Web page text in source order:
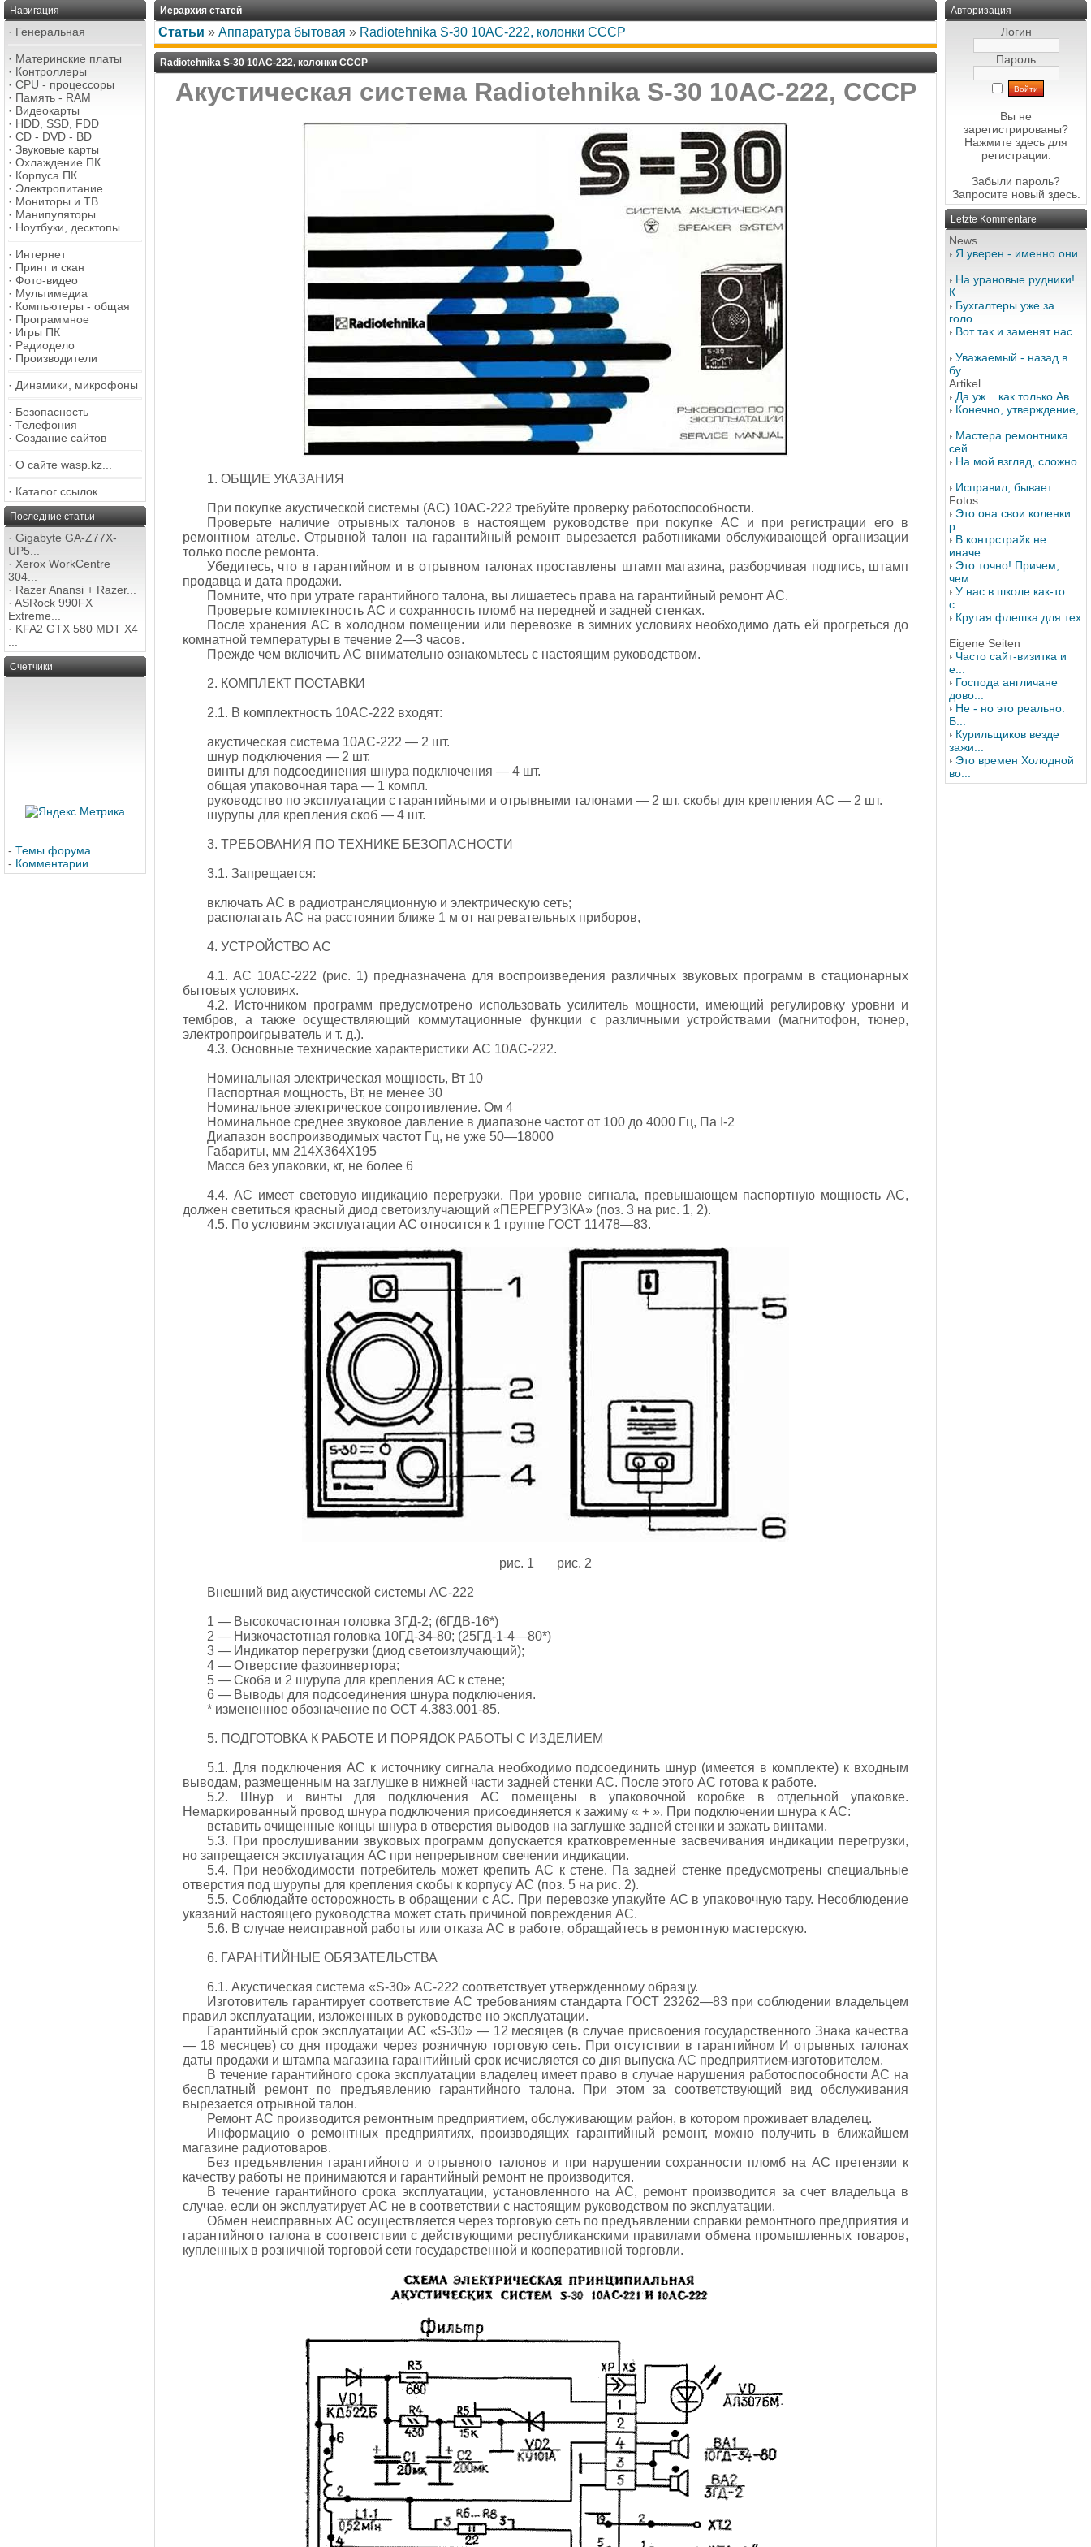
Навигация
· Генеральная
· Материнские платы
· Контроллеры
· CPU - процессоры
· Память - RAM
· Видеокарты
· HDD, SSD, FDD
· CD - DVD - BD
· Звуковые карты
· Охлаждение ПК
· Корпуса ПК
· Электропитание
· Мониторы и ТВ
· Манипуляторы
· Ноутбуки, десктопы
· Интернет
· Принт и скан
· Фото-видео
· Мультимедиа
· Компьютеры - общая
· Программное
· Игры ПК
· Радиодело
· Производители
· Динамики, микрофоны
· Безопасность
· Телефония
· Создание сайтов
· О сайте wasp.kz...
· Каталог ссылок
Последние статьи
· Gigabyte GA-Z77X-
UP5...
· Xerox WorkCentre
304...
· Razer Anansi + Razer...
· ASRock 990FX
Extreme...
· KFA2 GTX 580 MDT X4
Счетчики
- Темы форума
- Комментарии
Иерархия статей
Статьи » Аппаратура бытовая » Radiotehnika S-30 10AC-222, колонки СССР
Radiotehnika S-30 10AC-222, колонки СССР
Акустическая система Radiotehnika S-30 10AC-222, СССР
1. ОБЩИЕ УКАЗАНИЯ
При покупке акустической системы (АС) 10АС-222 требуйте проверку работоспособности.
Проверьте наличие отрывных талонов в настоящем руководстве при покупке АС и при регистрации его в
ремонтном ателье. Отрывной талон на гарантийный ремонт вырезается работниками обслуживающей организации
только после ремонта.
Убедитесь, что в гарантийном и в отрывном талонах проставлены штамп магазина, разборчивая подпись, штамп
продавца и дата продажи.
Помните, что при утрате гарантийного талона, вы лишаетесь права на гарантийный ремонт АС.
Проверьте комплектность АС и сохранность пломб на передней и задней стенках.
После хранения АС в холодном помещении или перевозке в зимних условиях необходимо дать ей прогреться до
комнатной температуры в течение 2—3 часов.
Прежде чем включить АС внимательно ознакомьтесь с настоящим руководством.
2. КОМПЛЕКТ ПОСТАВКИ
2.1. В комплектность 10АС-222 входят:
акустическая система 10АС-222 — 2 шт.
шнур подключения — 2 шт.
винты для подсоединения шнура подключения — 4 шт.
общая упаковочная тара — 1 компл.
руководство по эксплуатации с гарантийными и отрывными талонами — 2 шт. скобы для крепления АС — 2 шт.
шурупы для крепления скоб — 4 шт.
3. ТРЕБОВАНИЯ ПО ТЕХНИКЕ БЕЗОПАСНОСТИ
3.1. Запрещается:
включать АС в радиотрансляционную и электрическую сеть;
располагать АС на расстоянии ближе 1 м от нагревательных приборов,
4. УСТРОЙСТВО АС
4.1. AC 10АС-222 (рис. 1) предназначена для воспроизведения различных звуковых программ в стационарных
бытовых условиях.
4.2. Источником программ предусмотрено использовать усилитель мощности, имеющий регулировку уровни и
тембров, а также осуществляющий коммутационные функции с различными устройствами (магнитофон, тюнер,
электропроигрыватель и т. д.).
4.3. Основные технические характеристики AC 10АС-222.
Номинальная электрическая мощность, Вт 10
Паспортная мощность, Вт, не менее 30
Номинальное электрическое сопротивление. Ом 4
Номинальное среднее звуковое давление в диапазоне частот от 100 до 4000 Гц, Па I-2
Диапазон воспроизводимых частот Гц, не уже 50—18000
Габариты, мм 214X364X195
Масса без упаковки, кг, не более 6
4.4. АС имеет световую индикацию перегрузки. При уровне сигнала, превышающем паспортную мощность АС,
должен светиться красный диод светоизлучающий «ПЕРЕГРУЗКА» (поз. 3 на рис. 1, 2).
4.5. По условиям эксплуатации АС относится к 1 группе ГОСТ 11478—83.
рис. 1 рис. 2
Внешний вид акустической системы АС-222
1 — Высокочастотная головка ЗГД-2; (6ГДВ-16*)
2 — Низкочастотная головка 10ГД-34-80; (25ГД-1-4—80*)
3 — Индикатор перегрузки (диод светоизлучающий);
4 — Отверстие фазоинвертора;
5 — Скоба и 2 шурупа для крепления АС к стене;
6 — Выводы для подсоединения шнура подключения.
* измененное обозначение по ОСТ 4.383.001-85.
5. ПОДГОТОВКА К РАБОТЕ И ПОРЯДОК РАБОТЫ С ИЗДЕЛИЕМ
5.1. Для подключения АС к источнику сигнала необходимо подсоединить шнур (имеется в комплекте) к входным
выводам, размещенным на заглушке в нижней части задней стенки АС. После этого АС готова к работе.
5.2. Шнур и винты для подключения АС помещены в упаковочной коробке в отдельной упаковке.
Немаркированный провод шнура подключения присоединяется к зажиму « + ». При подключении шнура к АС:
вставить очищенные концы шнура в отверстия выводов на заглушке задней стенки и зажать винтами.
5.3. При прослушивании звуковых программ допускается кратковременные засвечивания индикации перегрузки,
но запрещается эксплуатация АС при непрерывном свечении индикации.
5.4. При необходимости потребитель может крепить АС к стене. Па задней стенке предусмотрены специальные
отверстия под шурупы для крепления скобы к корпусу АС (поз. 5 на рис. 2).
5.5. Соблюдайте осторожность в обращении с АС. При перевозке упакуйте АС в упаковочную тару. Несоблюдение
указаний настоящего руководства может стать причиной повреждения АС.
5.6. В случае неисправной работы или отказа АС в работе, обращайтесь в ремонтную мастерскую.
6. ГАРАНТИЙНЫЕ ОБЯЗАТЕЛЬСТВА
6.1. Акустическая система «S-30» АС-222 соответствует утвержденному образцу.
Изготовитель гарантирует соответствие АС требованиям стандарта ГОСТ 23262—83 при соблюдении владельцем
правил эксплуатации, изложенных в руководстве но эксплуатации.
Гарантийный срок эксплуатации АС «S-30» — 12 месяцев (в случае присвоения государственного Знака качества
— 18 месяцев) со дня продажи через розничную торговую сеть. При отсутствии в гарантийном И отрывных талонах
даты продажи и штампа магазина гарантийный срок исчисляется со дня выпуска АС предприятием-изготовителем.
В течение гарантийного срока эксплуатации владелец имеет право в случае нарушения работоспособности АС на
бесплатный ремонт по предъявлению гарантийного талона. При этом за соответствующий вид обслуживания
вырезается отрывной талон.
Ремонт АС производится ремонтным предприятием, обслуживающим район, в котором проживает владелец.
Информацию о ремонтных предприятиях, производящих гарантийный ремонт, можно получить в ближайшем
магазине радиотоваров.
Без предъявления гарантийного и отрывного талонов и при нарушении сохранности пломб на АС претензии к
качеству работы не принимаются и гарантийный ремонт не производится.
В течение гарантийного срока эксплуатации, установленного на АС, ремонт производится за счет владельца в
случае, если он эксплуатирует АС не в соответствии с настоящим руководством по эксплуатации.
Обмен неисправных АС осуществляется через торговую сеть по предъявлении справки ремонтного предприятия и
гарантийного талона в соответствии с действующими республиканскими правилами обмена промышленных товаров,
купленных в розничной торговой сети государственной и кооперативной торговли.
Авторизация
Логин
Пароль
Вы не
зарегистрированы?
Нажмите здесь для
регистрации.
Забыли пароль?
Запросите новый здесь.
Letzte Kommentare
News
Я уверен - именно они
На урановые рудники!
К...
Бухгалтеры уже за
голо...
Вот так и заменят нас
Уважаемый - назад в
бу...
Artikel
Да уж... как только Ав...
Конечно, утверждение,
Мастера ремонтника
сей...
На мой взгляд, сложно
Исправил, бывает...
Fotos
Это она свои коленки
р...
В контрстрайк не
иначе...
Это точно! Причем,
чем...
У нас в школе как-то
с...
Крутая флешка для тех
Eigene Seiten
Часто сайт-визитка и
е...
Господа англичане
дово...
Не - но это реально.
Б...
Курильщиков везде
зажи...
Это времен Холодной
во...